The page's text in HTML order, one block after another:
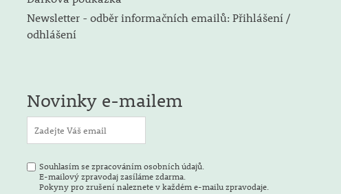
Newsletter - odběr informačních emailů: Přihlášení /
odhlášení
Novinky e-mailem
Souhlasím se zpracováním osobních údajů.
E-mailový zpravodaj zasíláme zdarma.
Pokyny pro zrušení naleznete v každém e-mailu zpravodaje.